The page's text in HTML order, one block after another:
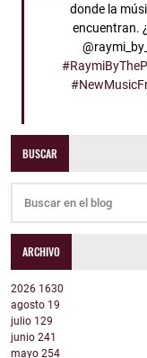
donde la
encuentran.
BUSCAR
ARCHIVO
2026 1630
agosto 19
julio 129
junio 241
mayo 254